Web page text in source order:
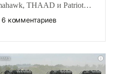
THAAD и Patriot
потребуется более трех
Даже небольшая война с
ситуация
многолетний период
6 комментариев